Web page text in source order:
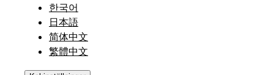
한국어
日本語
简体中文
繁體中文